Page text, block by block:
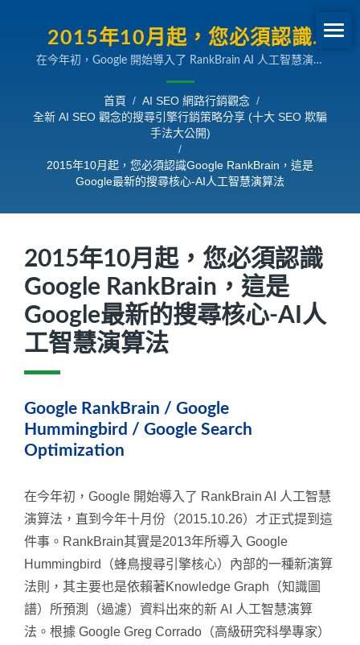
2015年10月起，您必須認識
GOOGLE RANKBRAIN，這是
GOOGLE最新的搜尋核心-AI人
工智慧演算法 | 全新 AI SEO觀念
的搜尋引擎行銷策略分享
在今年初，Google 開始導入了 RankBrain AI 人工智慧演算
RankBrain其實是2013年所導入 Google Hummingbird（蜂鳥
搜尋引擎核心）內部的一種新演算法則，其主要也是依賴著
Knowledge Graph（知識圖譜）所預測（過濾）資料出來的新
AI 人工智慧演算法。根據 Google Greg Corrado（高級研究科
學專家）的說法，這套新算法起到很大的幫助作用，逐漸成為
Google 搜索結果眾多算法中第三大重要算法，在過去有許多
搜尋的查詢是 Google 無法處理的，現在每天至少都會完成
首頁 / AI SEO 網路行銷觀念 /
全新 AI SEO 觀念的搜尋引擎行銷策略分享 (十大 SEO 欺騙
手法大公開)
/
2015年10月起，您必須認識Google RankBrain，這是
Google最新的搜尋核心-AI人工智慧演算法
2015年10月起，您必須認識
Google RankBrain，這是
Google最新的搜尋核心-AI人
工智慧演算法
Google RankBrain / Google
Hummingbird / Google Search
Optimization
在今年初，Google 開始導入了 RankBrain AI 人工智慧
演算法，直到今年十月份（2015.10.26）才正式提到這
件事。RankBrain其實是2013年所導入 Google
Hummingbird（蜂鳥搜尋引擎核心）內部的一種新演算
法則，其主要也是依賴著Knowledge Graph（知識圖
譜）所預測（過濾）資料出來的新 AI 人工智慧演算
法。根據 Google Greg Corrado（高級研究科學專家）